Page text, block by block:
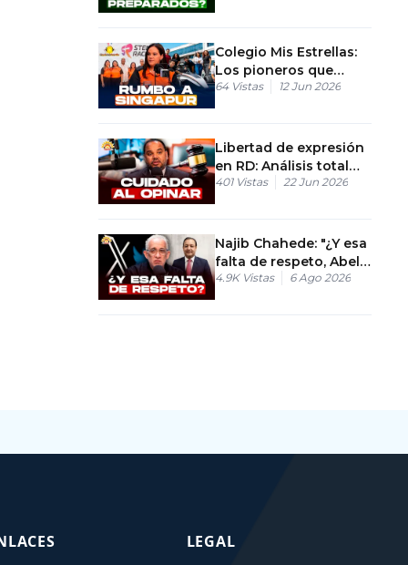
Colegio Mis Estrellas:
Los pioneros que
llevan la Fórmula 1 a la
64 Vistas 12 Jun 2026
Libertad de expresión
en RD: Análisis total
del nuevo Código
401 Vistas 22 Jun 2026
Najib Chahede: "¿Y esa
falta de respeto, Abel
Martinez?"
4.9K Vistas 6 Ago 2026
LEGAL